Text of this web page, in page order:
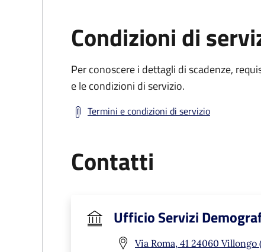
Condizioni di
Per conoscere i dettagli di scadenze,
e le condizioni di servizio.
Termini e condizioni di servizio
Contatti
Ufficio Servizi
Via Roma, 41 24060 Villongo